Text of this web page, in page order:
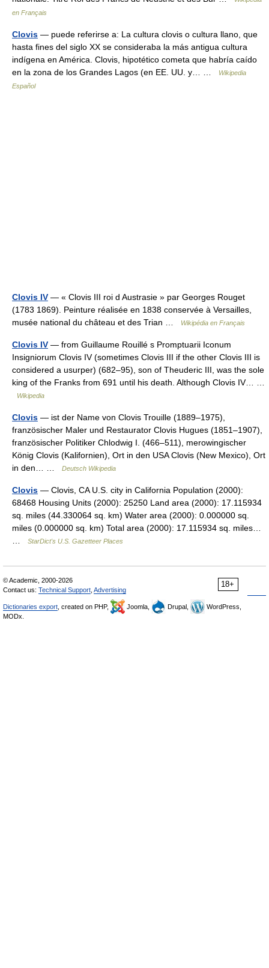
en Français
Clovis — puede referirse a: La cultura clovis o cultura llano, que
hasta fines del siglo XX se consideraba la más antigua cultura
indígena en América. Clovis, hipotético cometa que habría caído
en la zona de los Grandes Lagos (en EE. UU. y… …
Wikipedia
Español
Clovis IV — « Clovis III roi d Austrasie » par Georges Rouget
(1783 1869). Peinture réalisée en 1838 conservée à Versailles,
musée national du château et des Trian …
Wikipédia en Français
Clovis IV — from Guillaume Rouillé s Promptuarii Iconum
Insigniorum Clovis IV (sometimes Clovis III if the other Clovis III is
considered a usurper) (682–95), son of Theuderic III, was the sole
king of the Franks from 691 until his death. Although Clovis IV… …
Wikipedia
Clovis — ist der Name von Clovis Trouille (1889–1975),
französischer Maler und Restaurator Clovis Hugues (1851–1907),
französischer Politiker Chlodwig I. (466–511), merowingischer
König Clovis (Kalifornien), Ort in den USA Clovis (New Mexico), Ort
in den… …
Deutsch Wikipedia
Clovis — Clovis, CA U.S. city in California Population (2000):
68468 Housing Units (2000): 25250 Land area (2000): 17.115934
sq. miles (44.330064 sq. km) Water area (2000): 0.000000 sq.
miles (0.000000 sq. km) Total area (2000): 17.115934 sq. miles…
StarDict's U.S. Gazetteer Places
18+
© Academic, 2000-2026
Contact us: Technical Support Advertising
Dictionaries export , created on PHP, Joomla, Drupal,
WordPress,
MODx.